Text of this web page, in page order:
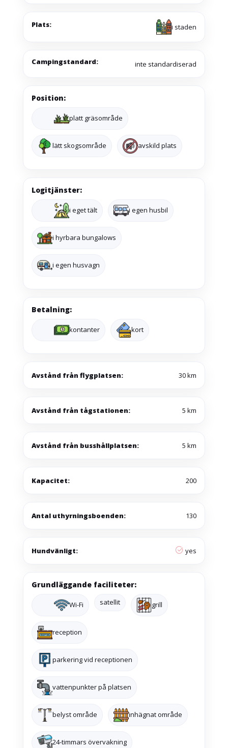
Plats: i staden
Campingstandard: inte standardiserad
Position:
platt gräsområde
lätt skogsområde avskild plats
Logitjänster:
i eget tält i egen husbil
i hyrbara bungalows
i egen husvagn
Betalning:
kontanter kort
Avstånd från flygplatsen: 30 km
Avstånd från tågstationen: 5 km
Avstånd från busshållplatsen: 5 km
Kapacitet: 200
Antal uthyrningsboenden: 130
Hundvänligt: yes
Grundläggande faciliteter:
Wi-Fi satellit grill
reception
parkering vid receptionen
vattenpunkter på platsen
belyst område inhägnat område
24-timmars övervakning